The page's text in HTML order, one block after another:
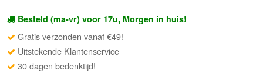
Besteld (ma-vr) voor 17u, Morgen in huis!
Gratis verzonden vanaf €49!
Uitstekende Klantenservice
30 dagen bedenktijd!